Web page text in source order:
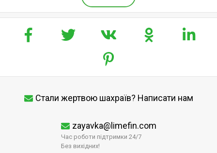
Стали жертвою шахраїв? Написати нам
zayavka@limefin.com
Час роботи підтримки 24/7
Без вихідних!